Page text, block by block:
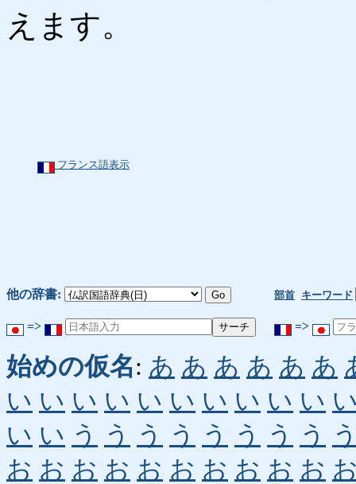
えます。
フランス語表示
他の辞書: 部首 キーワード
=> =>
始めの仮名: あ あ あ あ あ あ
い い い い い い い い い い
い い う う う う う う う う
お お お お お お お お お お